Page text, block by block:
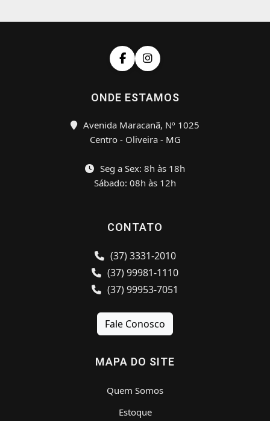
ONDE ESTAMOS
Avenida Maracanã, Nº 1025
Centro - Oliveira - MG
Seg a Sex: 8h às 18h
Sábado: 08h às 12h
CONTATO
(37) 3331-2010
(37) 99981-1110
(37) 99953-7051
Fale Conosco
MAPA DO SITE
Quem Somos
Estoque